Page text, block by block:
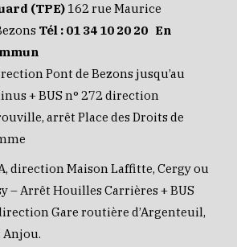
(TPE) 162 rue Maurice
Tél : 01 34 10 20 20 En
Pont de Bezons jusqu’au
+ BUS n° 272 direction
arrêt Place des Droits de
direction Maison Laffitte, Cergy ou
– Arrêt Houilles Carrières + BUS
Gare routière d’Argenteuil,